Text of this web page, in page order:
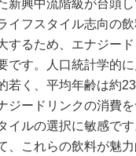
新興中流階級が台頭し
イフスタイル志向の
するため、エナジー
です。人口統計学的
若く、平均年齢は約
ジードリンクの消費
イルの選択に敏感で
、これらの飲料が魅